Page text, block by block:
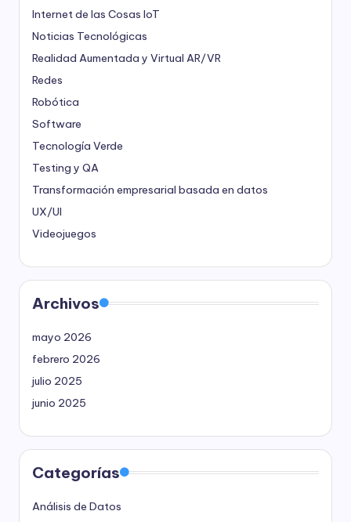
Internet de las Cosas IoT
Noticias Tecnológicas
Realidad Aumentada y Virtual AR/VR
Redes
Robótica
Software
Tecnología Verde
Testing y QA
Transformación empresarial basada en datos
UX/UI
Videojuegos
Archivos
mayo 2026
febrero 2026
julio 2025
junio 2025
Categorías
Análisis de Datos